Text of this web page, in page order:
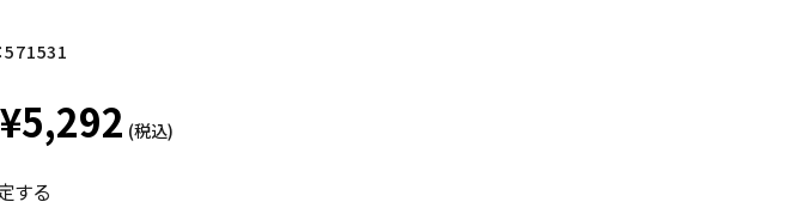
571531
¥5,292 (税込)
する